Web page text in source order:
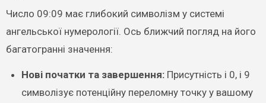
Число 09:09 має глибокий символізм у системі
ангельської нумерології. Ось ближчий погляд на його
багатогранні значення:
Нові початки та завершення:Присутність і 0, і 9
символізує потенційну переломну точку у вашому